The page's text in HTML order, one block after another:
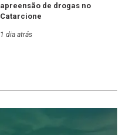
apreensão de drogas no
Catarcione
1 dia atrás